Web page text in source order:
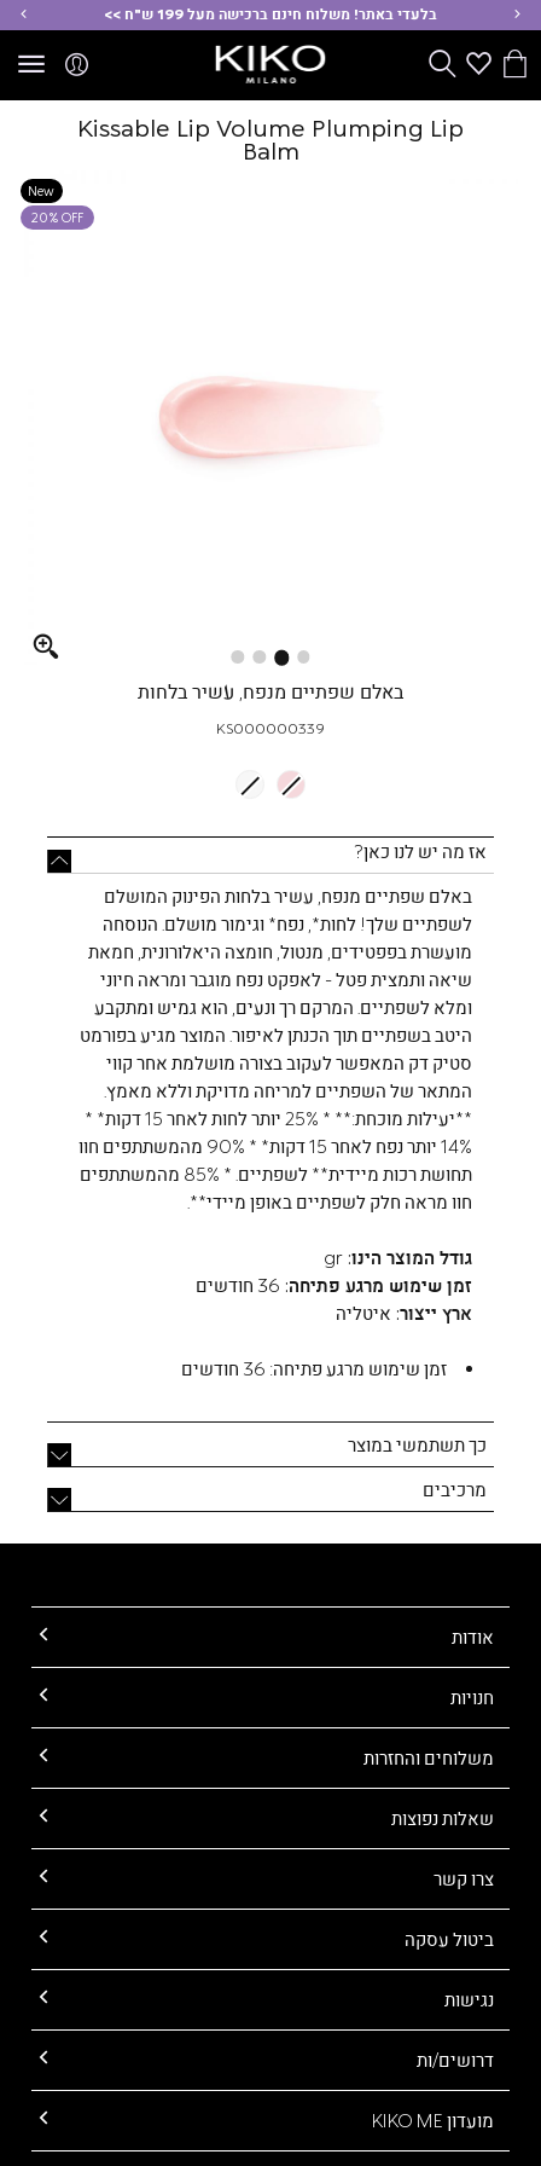
בלעדי באתר! משלוח חינם ברכישה מעל 199 ש"ח >>
הסל
Wishlistחפש
Full
New
20% OFF
Kissable Lip Volume Plumping Lip
Balm
באלם שפתיים מנפח, עשיר בלחות
KS000000339
אז מה יש לנו כאן?
כך תשתמשי במוצר
מרכיבים
באלם שפתיים מנפח, עשיר בלחות הפינוק המושלם
לשפתיים שלך! לחות*, נפח* וגימור מושלם. הנוסחה
מועשרת בפפטידים, מנטול, חומצה היאלורונית, חמאת
שיאה ותמצית פטל - לאפקט נפח מוגבר ומראה חיוני
ומלא לשפתיים. המרקם רך ונעים, הוא גמיש ומתקבע
היטב בשפתיים תוך הכנתן לאיפור. המוצר מגיע בפורמט
סטיק דק המאפשר לעקוב בצורה מושלמת אחר קווי
המתאר של השפתיים למריחה מדויקת וללא מאמץ.
**יעילות מוכחת:** * ‎25%‎ יותר לחות לאחר 15 דקות* *
‎14%‎ יותר נפח לאחר 15 דקות* * ‎90%‎ מהמשתתפים חוו
תחושת רכות מיידית** לשפתיים. * ‎85%‎ מהמשתתפים
חוו מראה חלק לשפתיים באופן מיידי**.
גודל המוצר הינו:gr
זמן שימוש מרגע פתיחה: 36 חודשים
ארץ ייצור: איטליה
זמן שימוש מרגע פתיחה: 36 חודשים
אודות
חנויות
משלוחים והחזרות
שאלות נפוצות
צרו קשר
ביטול עסקה
נגישות
דרושים/ות
מועדון KIKO ME